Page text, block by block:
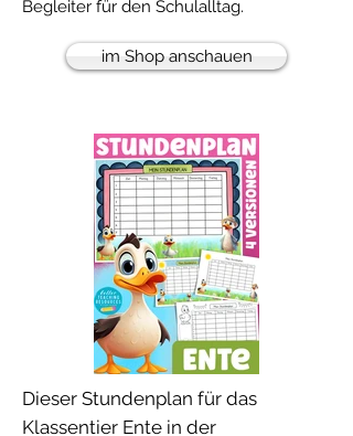
Begleiter für den Schulalltag.
im Shop anschauen
Dieser Stundenplan für das
Klassentier Ente in der